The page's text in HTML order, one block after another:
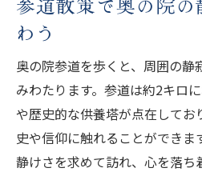
わう
奥の院参道を歩くと、周囲の静
みわたります。参道は約2キロ
や歴史的な供養塔が点在してお
史や信仰に触れることができま
静けさを求めて訪れ、心を落ち